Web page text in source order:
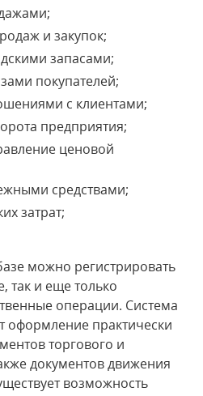
и закупок;
запасами;
покупателей;
с клиентами;
предприятия;
ценовой
средствами;
затрат;
можно регистрировать
так и еще только
операции. Система
оформление практически
торгового и
документов движения
возможность